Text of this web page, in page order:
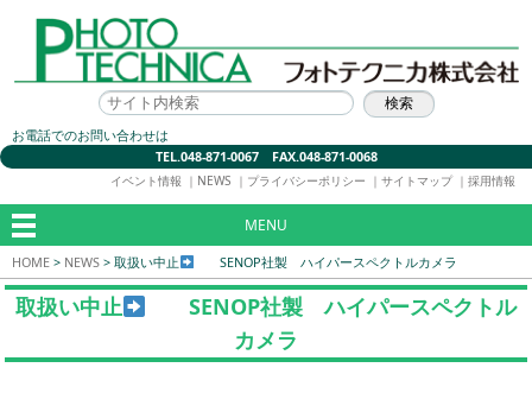
お電話でのお問い合わせは
TEL.048-871-0067 FAX.048-871-0068
イベント情報 ｜ NEWS ｜ プライバシーポリシー ｜ サイトマップ ｜ 採用情報
MENU
HOME > NEWS > 取扱い中止 SENOP社製 ハイパースペクトルカメラ
取扱い中止
SENOP社製 ハイパースペクトル
カメラ